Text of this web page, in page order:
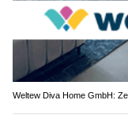
Weltew Diva Home GmbH: